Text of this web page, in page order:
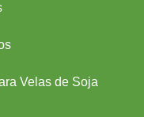
Velas de Soja